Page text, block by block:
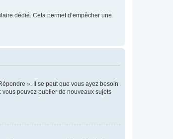
dédié. Cela permet d’empêcher une
». Il se peut que vous ayez besoin
vous pouvez publier de nouveaux sujets